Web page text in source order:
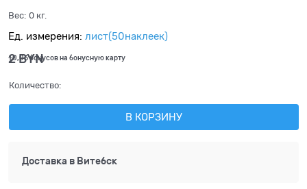
Вес: 0 кг.
Ед. измерения: лист(50наклеек)
2 BYN
+0,06 бонусов на бонусную карту
Количество:
В КОРЗИНУ
Доставка в Витебск